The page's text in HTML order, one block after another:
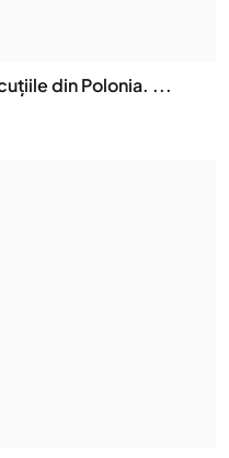
din Polonia. ...